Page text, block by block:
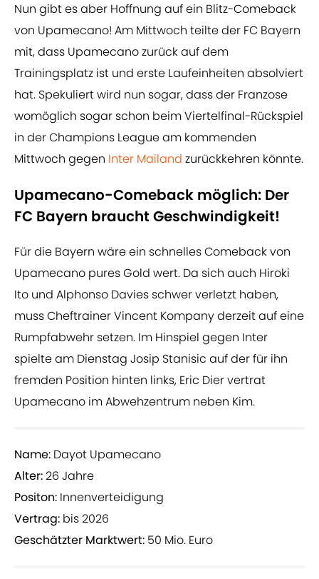
Nun gibt es aber Hoffnung auf ein Blitz-Comeback
von Upamecano! Am Mittwoch teilte der FC Bayern
mit, dass Upamecano zurück auf dem
Trainingsplatz ist und erste Laufeinheiten absolviert
hat. Spekuliert wird nun sogar, dass der Franzose
womöglich sogar schon beim Viertelfinal-Rückspiel
in der Champions League am kommenden
Mittwoch gegen Inter Mailand zurückkehren könnte.
Upamecano-Comeback möglich: Der
FC Bayern braucht Geschwindigkeit!
Für die Bayern wäre ein schnelles Comeback von
Upamecano pures Gold wert. Da sich auch Hiroki
Ito und Alphonso Davies schwer verletzt haben,
muss Cheftrainer Vincent Kompany derzeit auf eine
Rumpfabwehr setzen. Im Hinspiel gegen Inter
spielte am Dienstag Josip Stanisic auf der für ihn
fremden Position hinten links, Eric Dier vertrat
Upamecano im Abwehzentrum neben Kim.
Name: Dayot Upamecano
Alter:26 Jahre
Positon: Innenverteidigung
Vertrag: bis 2026
Geschätzter Marktwert: 50 Mio. Euro